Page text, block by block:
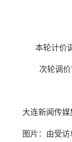
本轮计价
次轮调
大连新闻传
图片：由受